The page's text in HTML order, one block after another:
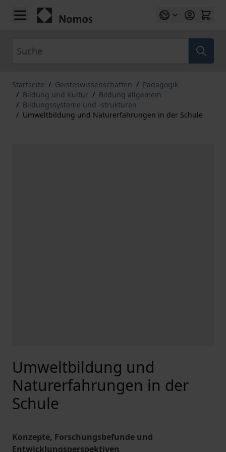
Zum Inhalt springen
Startseite / Geisteswissenschaften / Pädagogik
/ Bildung und Kultur / Bildung allgemein
/ Bildungssysteme und -strukturen
/ Umweltbildung und Naturerfahrungen in der Schule
Umweltbildung und
Naturerfahrungen in der
Schule
Konzepte, Forschungsbefunde und
Entwicklungsperspektiven